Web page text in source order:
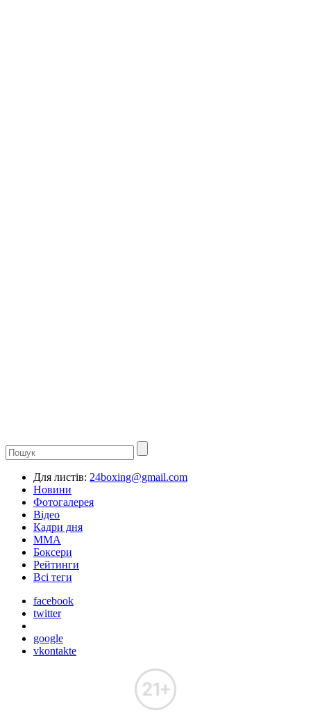
Для листів: 24boxing@gmail.com
Новини
Фотогалерея
Відео
Кадри дня
ММА
Боксери
Рейтинги
Всі теги
facebook
twitter
google
vkontakte